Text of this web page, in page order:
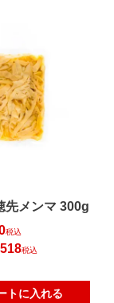
扱
サイト
先メンマ 300g
税込
518税込
トに入れる